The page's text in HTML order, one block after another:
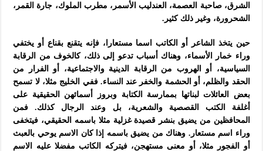
الشرق، صاحبة العصمة، العندليب الأسمر، مطرب الملوك، جارة القمر،
الشحرورة، وغير ذلك كثير.
حين يتخذ الشاعر أو الكاتب اسما مستعارا، فإنه يتقنع بقناع أو يختفي
وراء خمار الأسماء، وهناك أسباب تدعو إلى ذلك، كالخوف من الرقابة
السياسية، أو الهروب من الرقابة الدينية والاجتماعية، أو الفرار من
الحقد والظلم، أو الحشمة والخفر عند النساء. ففي الخليج مثلا، لا تسمح
بعض العائلات لبناتها بممارسة الكتابة وبروز أسمائهن الحقيقية على
أغلفة الكتب القصصية والشعرية، بل وعند الرجال كذلك. فمن
المحافظين من يضيق بنشر قصيدة غزلية مثلا باسمه الحقيقي، فيتخفى
وراء اسم مستعار. وهناك من يضيق باسمه إذا كان الاسم يوحي بالعبث
أو الفجور مثلا، أو معنى مستهجن، فيتركه الكاتب مفضلا عليه الاسم